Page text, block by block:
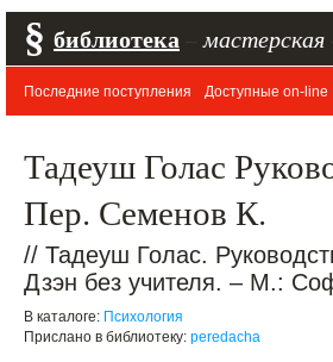
§ библиотека мастерская
Последние поступления Доступные on-line
Тадеуш Голас
Пер. Семенов К.
// Тадеуш Голас.
Дзэн без учителя. – М.:
В каталоге: Психология
Прислано в библиотеку: peredacha